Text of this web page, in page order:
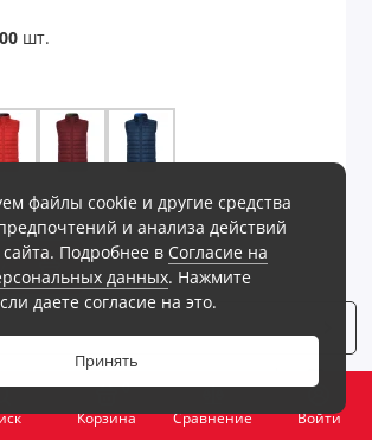
Корзина
0
Сравнение
Войти
шт.
- 8 шт
файлы cookie и другие средства
и анализа действий
Подробнее в Согласие на
данных. Нажмите
даете согласие на это.
Принять